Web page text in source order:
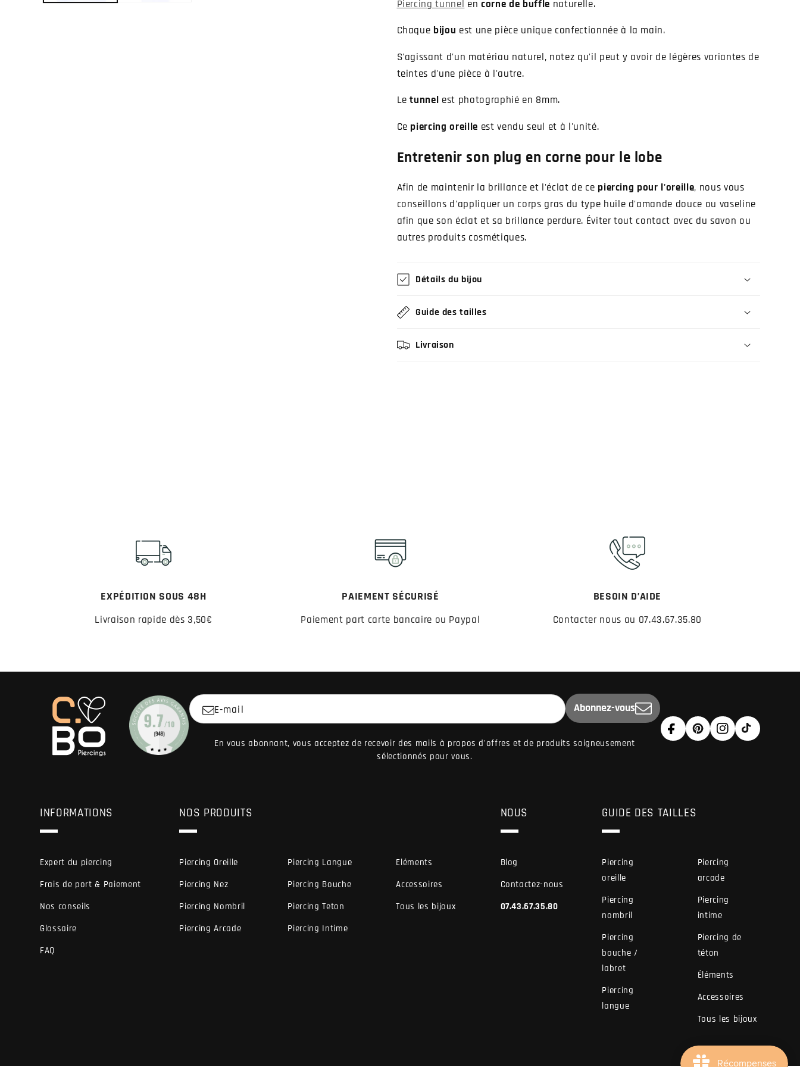
Piercing tunnel encorne de buffle naturelle.
Chaque bijou est une pièce unique confectionnée à la main.
S'agissant d'un matériau naturel, notez qu'il peut y avoir de légères variantes de
teintes d'une pièce à l'autre.
Letunnel est photographié en 8mm.
Ce piercing oreille est vendu seul et à l'unité.
Entretenir son plug en corne pour le lobe
Afin de maintenir la brillance et l'éclat de ce piercing pour l'oreille, nous vous
conseillons d'appliquer un corps gras du type huile d'amande douce ou vaseline
afin que son éclat et sa brillance perdure. Éviter tout contact avec du savon ou
autres produits cosmétiques.
Détails du bijou
Guide des tailles
Livraison
EXPÉDITION SOUS 48H
Livraison rapide dès 3,50€
PAIEMENT SÉCURISÉ
Paiement part carte bancaire ou Paypal
BESOIN D’AIDE
Contacter nous au 07.43.67.35.80
E-mail Abonnez-vous
En vous abonnant, vous acceptez de recevoir des mails à propos d'offres et de produits soigneusement
sélectionnés pour vous.
FacebookPinterestInstagram
TikTok
INFORMATIONS
Expert du piercing
Frais de port & Paiement
Nos conseils
Glossaire
FAQ
NOS PRODUITS
Piercing Oreille
Piercing Nez
Piercing Nombril
Piercing Arcade
Piercing Langue
Piercing Bouche
Piercing Teton
Piercing Intime
Eléments
Accessoires
Tous les bijoux
NOUS
Blog
Contactez-nous
07.43.67.35.80
GUIDE DES TAILLES
Piercing
oreille
Piercing
nombril
Piercing
bouche /
labret
Piercing
langue
Piercing
arcade
Piercing
intime
Piercing de
téton
Éléments
Accessoires
Tous les bijoux